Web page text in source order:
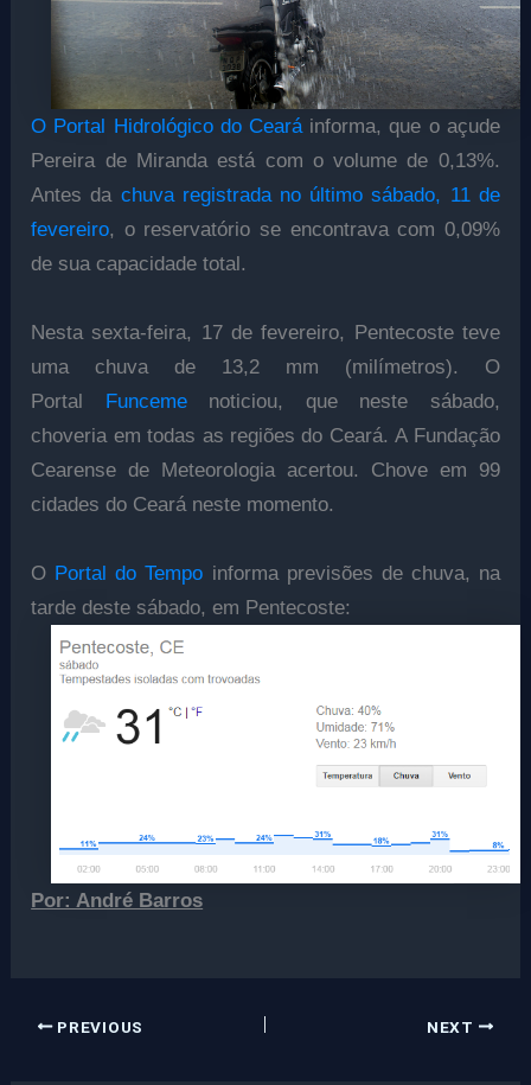
O Portal Hidrológico do Ceará informa, que o açude
Pereira de Miranda está com o volume de 0,13%.
Antes da chuva registrada no último sábado, 11 de
fevereiro, o reservatório se encontrava com 0,09%
de sua capacidade total.
Nesta sexta-feira, 17 de fevereiro, Pentecoste teve
uma chuva de 13,2 mm (milímetros). O
Portal Funcemenoticiou, que neste sábado,
choveria em todas as regiões do Ceará.A Fundação
Cearense de Meteorologia acertou. Chove em 99
cidades do Ceará neste momento.
O Portal do Tempo informa previsões de chuva, na
tarde deste sábado, em Pentecoste:
Por: André Barros
PREVIOUS NEXT